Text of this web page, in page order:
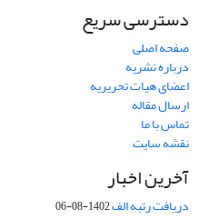
دسترسی سریع
صفحه اصلی
درباره نشریه
اعضای هیات تحریریه
ارسال مقاله
تماس با ما
نقشه سایت
آخرین اخبار
دریافت رتبه الف1402-08-06